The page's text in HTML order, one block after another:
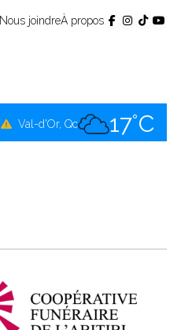
Nous joindreÀ propos
Val-d'Or, Qc 17°C